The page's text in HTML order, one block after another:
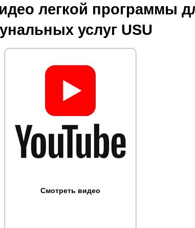
легкой программы
услуг USU
Смотреть видео